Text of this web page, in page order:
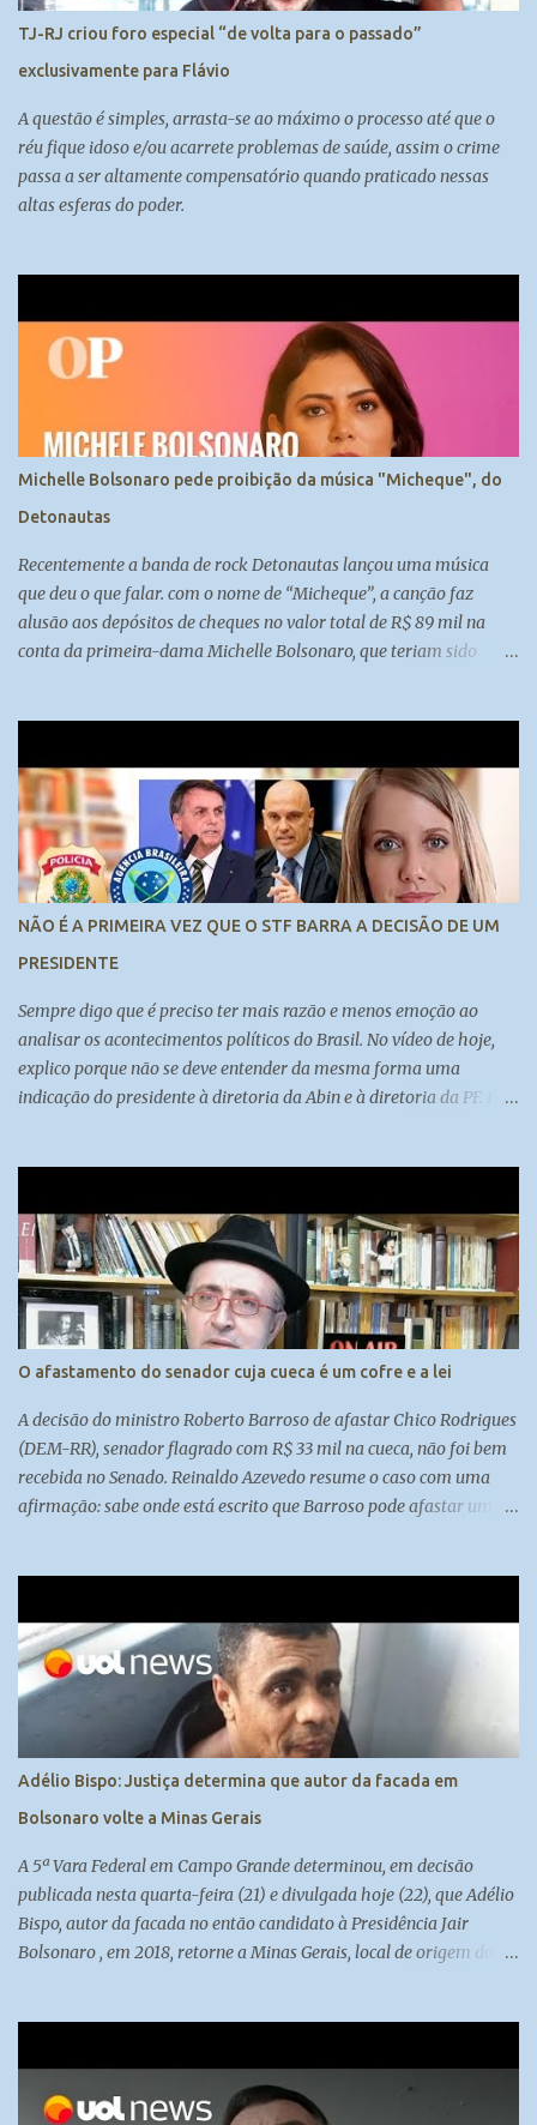
TJ-RJ criou foro especial “de volta para o passado”
exclusivamente para Flávio
A questão é simples, arrasta-se ao máximo o processo até que o
réu fique idoso e/ou acarrete problemas de saúde, assim o crime
passa a ser altamente compensatório quando praticado nessas
altas esferas do poder.
Michelle Bolsonaro pede proibição da música "Micheque", do
Detonautas
Recentemente a banda de rock Detonautas lançou uma música
que deu o que falar. com o nome de “Micheque”, a canção faz
alusão aos depósitos de cheques no valor total de R$ 89 mil na
conta da primeira-dama Michelle Bolsonaro, que teriam sido
https://www.youtube.com/channel/UCy0BAkpw22or4oxo0RFCzc
w
NÃO É A PRIMEIRA VEZ QUE O STF BARRA A DECISÃO DE UM
PRESIDENTE
Sempre digo que é preciso ter mais razão e menos emoção ao
analisar os acontecimentos políticos do Brasil. No vídeo de hoje,
explico porque não se deve entender da mesma forma uma
indicação do presidente à diretoria da Abin e à diretoria da PF. E
O afastamento do senador cuja cueca é um cofre e a lei
A decisão do ministro Roberto Barroso de afastar Chico Rodrigues
(DEM-RR), senador flagrado com R$ 33 mil na cueca, não foi bem
recebida no Senado. Reinaldo Azevedo resume o caso com uma
afirmação: sabe onde está escrito que Barroso pode afastar um
Adélio Bispo: Justiça determina que autor da facada em
Bolsonaro volte a Minas Gerais
A 5ª Vara Federal em Campo Grande determinou, em decisão
publicada nesta quarta-feira (21) e divulgada hoje (22), que Adélio
Bispo, autor da facada no então candidato à Presidência Jair
Bolsonaro , em 2018, retorne a Minas Gerais, local de origem do